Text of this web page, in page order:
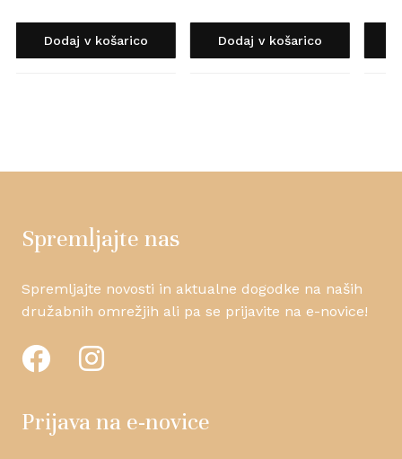
Dodaj v košarico Dodaj v košarico
Spremljajte nas
Spremljajte novosti in aktualne dogodke na naših
družabnih omrežjih ali pa se prijavite na e-novice!
Prijava na e-novice